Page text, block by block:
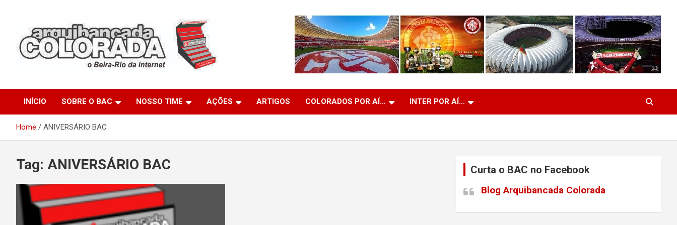
Arquibancada Colorada
INÍCIO SOBRE O BAC NOSSO TIME AÇÕES ARTIGOS COLORADOS POR AÍ… INTER POR AÍ…
Home ANIVERSÁRIO BAC
Tag: ANIVERSÁRIO BAC Curta o BAC no Facebook
Blog Arquibancada Colorada